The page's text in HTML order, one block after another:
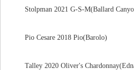
Stolpman 2021 G-S-M(Ballard
Pio Cesare 2018 Pio(Barolo)
Talley 2020 Oliver's